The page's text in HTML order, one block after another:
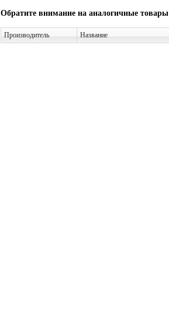
Обратите внимание на аналогичные товары
Производитель Название